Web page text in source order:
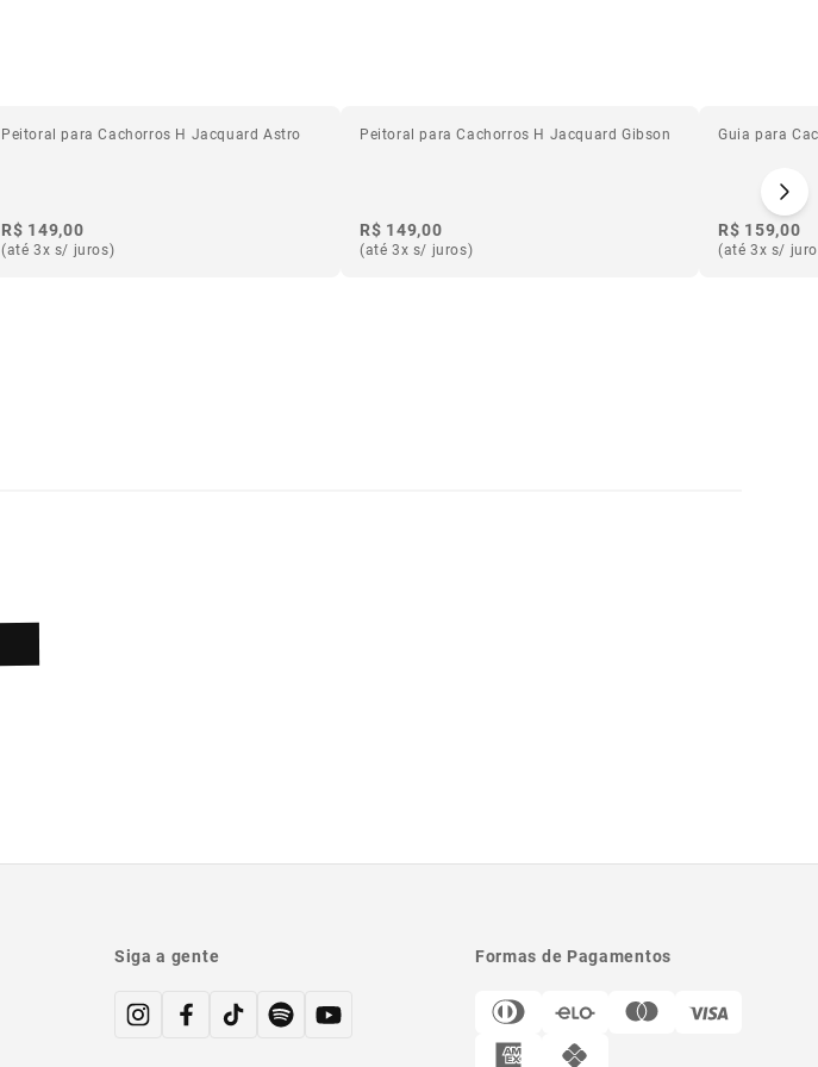
Peitoral para Cachorros H Jacquard Astro
R$ 149,00
(até 3x s/ juros)
Peitoral para Cachorros H Jacquard Gibson
R$ 149,00
(até 3x s/ juros)
Guia para
R$ 159,00
(até 3x s/
Siga a gente Formas de Pagamentos